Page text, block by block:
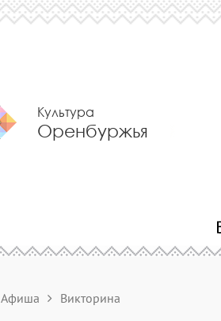
Культура
Оренбуржья
Афиша Викторина